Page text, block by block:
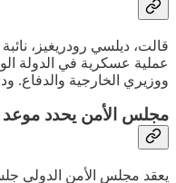
قالت، ديلسي رودريغيز،
عملية عسكرية في الدولة
ووزيري الخارجية والدفاع.
مجلس الأمن يحدد موعد
يعقد مجلس الأمن الدولي